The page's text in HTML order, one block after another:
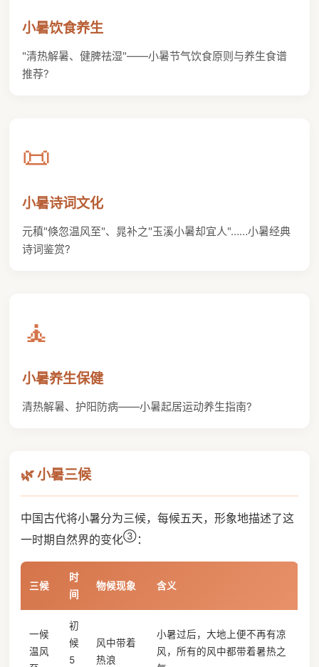
小暑饮食养生
"清热解暑、健脾祛湿"——小暑节气饮食原则与养生食谱
推荐?
📜
小暑诗词文化
元稹"倏忽温风至"、晁补之"玉溪小暑却宜人"……小暑经典
诗词鉴赏?
🧘
小暑养生保健
清热解暑、护阳防病——小暑起居运动养生指南?
🌿 小暑三候
中国古代将小暑分为三候，每候五天，形象地描述了这
一时期自然界的变化③：
三候
时
间
物候现象 含义
一候
温风
初
候
5
风中带着
热浪
小暑过后，大地上便不再有凉
风，所有的风中都带着暑热之